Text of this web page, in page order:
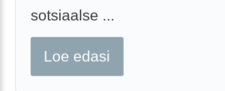
sotsiaalse ...
Loe edasi